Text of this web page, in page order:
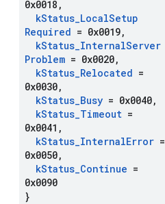
0x0018 ,
kStatus_LocalSetup
Required = 0x0019,
kStatus_InternalServer
Problem = 0x0020,
kStatus_Relocated =
0x0030,
kStatus_Busy = 0x0040,
kStatus_Timeout =
0x0041 ,
kStatus_InternalError =
0x0050,
kStatus_Continue =
0x0090
}